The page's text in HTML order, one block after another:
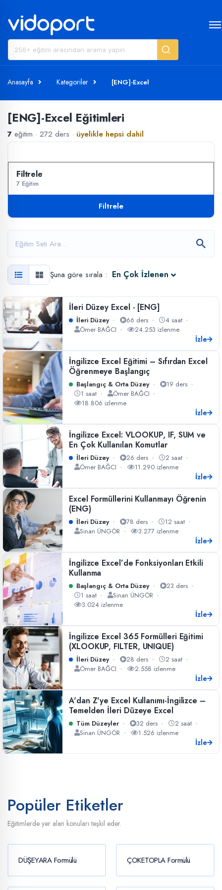
Anasayfa Kategoriler [ENG]-Excel
[ENG]-Excel Eğitimleri
7 eğitim · 272 ders · üyelikle hepsi dahil
7 Eğitim
Filtrele
Şuna göre sırala : En Çok İzlenen
İleri Düzey Excel - [ENG]
İleri Düzey 66 ders
4 saat
Ömer BAĞCI
24.253 izlenme
İzle
İngilizce Excel Eğitimi – Sıfırdan Excel
Öğrenmeye Başlangıç
Başlangıç & Orta Düzey
19 ders
1 saat
Ömer BAĞCI
18.806 izlenme
İzle
İngilizce Excel: VLOOKUP, IF, SUM ve
En Çok Kullanılan Komutlar
İleri Düzey 26 ders
2 saat
Ömer BAĞCI
11.290 izlenme
İzle
Excel Formüllerini Kullanmayı Öğrenin
(ENG)
İleri Düzey 78 ders
12 saat
Sinan ÜNGÖR
3.277 izlenme
İzle
İngilizce Excel’de Fonksiyonları Etkili
Kullanma
Başlangıç & Orta Düzey
23 ders
1 saat
Sinan ÜNGÖR
3.024 izlenme
İzle
İngilizce Excel 365 Formülleri Eğitimi
(XLOOKUP, FILTER, UNIQUE)
İleri Düzey 28 ders
2 saat
Ömer BAĞCI
2.558 izlenme
İzle
A'dan Z'ye Excel Kullanımı-İngilizce –
Temelden İleri Düzeye Excel
Tüm Düzeyler 32 ders
2 saat
Sinan ÜNGÖR
1.526 izlenme
İzle
Popüler Etiketler
Eğitimlerde yer alan konuları teşkil eder.
DÜŞEYARA Formülü ÇOKETOPLA Formülü